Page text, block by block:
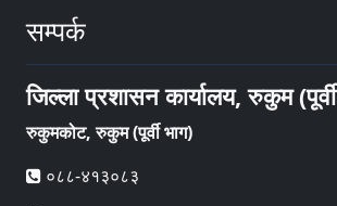
सम्पर्क
जिल्ला प्रशासन कार्यालय, रुकुम
रुकुमकोट, रुकुम (पूर्वी भाग)
०८८-४१३०८३